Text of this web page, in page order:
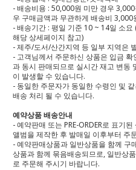
- 배송비용 : 50,000원 미만 경우
우 구매금액과 무관하게 배송비
- 배송기간 : 평일 기준 10 ~ 14일 소
해당 상세페이지 참고)
- 제주/도서/산간지역 등 일부 지역은
- 고객님께서 주문하신 상품은 입금
과 동시 판매되므로 실시간 재고 변동
이 발생할 수 있습니다.
- 동일한 주문자가 동일한 수령인 및
배송 처리 될 수 있습니다.
예약상품 배송안내
- 예약판매 또는 PRE-ORDER로 표기
앨범을 제작한 후 발매일 이후부터 주
- 예약판매상품과 일반상품을 함께 구
상품과 함께 묶음배송되므로, 일반상
로 주문해 주시기 바랍니다.